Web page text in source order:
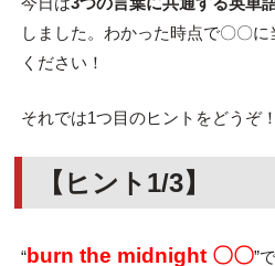
しました。わかった時点で〇〇に
ください！
それでは1つ目のヒントをどうぞ！
【ヒント1/3】
“burn the midnight 〇〇”